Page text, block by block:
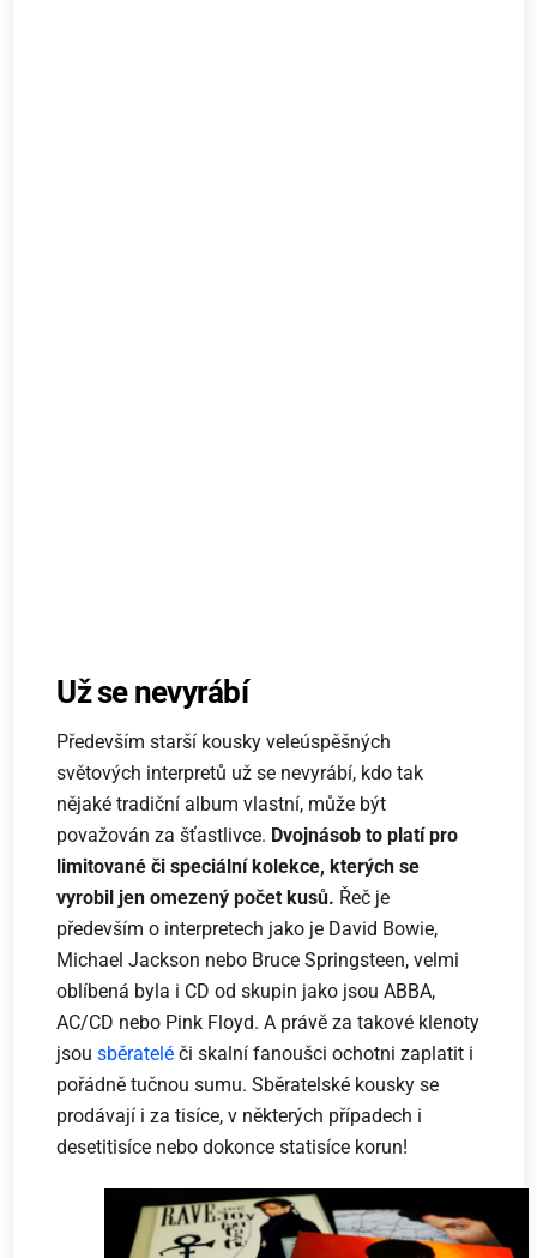
Už se nevyrábí
Především starší kousky veleúspěšných
světových interpretů už se nevyrábí, kdo tak
nějaké tradiční album vlastní, může být
považován za šťastlivce. Dvojnásob to platí pro
limitované či speciální kolekce, kterých se
vyrobil jen omezený počet kusů. Řeč je
především o interpretech jako je David Bowie,
Michael Jackson nebo Bruce Springsteen, velmi
oblíbená byla i CD od skupin jako jsou ABBA,
AC/CD nebo Pink Floyd. A právě za takové klenoty
jsousběratelé či skalní fanoušci ochotni zaplatit i
pořádně tučnou sumu. Sběratelské kousky se
prodávají i za tisíce, v některých případech i
desetitisíce nebo dokonce statisíce korun!